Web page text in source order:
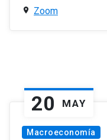
Zoom
20 MAY
Macroeconomía